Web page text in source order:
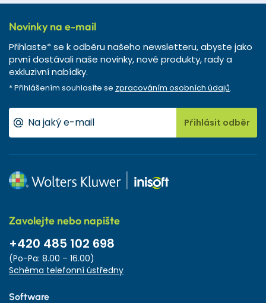
Novinky na e-mail
Přihlaste* se k odběru našeho newsletteru, abyste jako
první dostávali naše novinky, nové produkty, rady a
exkluzivní nabídky.
* Přihlášením souhlasíte se zpracováním osobních údajů.
Přihlásit odběr
Zavolejte nebo napište
+420 485 102 698
(Po-Pa: 8.00 – 16.00)
Schéma telefonní ústředny
Software